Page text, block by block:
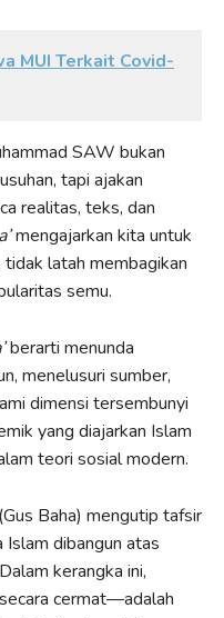
MUI Terkait Covid-
SAW bukan
tapi ajakan
realitas, teks, dan
mengajarkan kita untuk
latah membagikan
semu.
berarti menunda
menelusuri sumber,
dimensi tersembunyi
yang diajarkan Islam
teori sosial modern.
Baha) mengutip tafsir
dibangun atas
kerangka ini,
cermat—adalah